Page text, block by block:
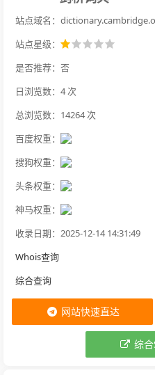
站点域名：
站点星级：
是否推荐：否
日浏览数：4 次
总浏览数：14264 次
百度权重：
搜狗权重：
头条权重：
神马权重：
收录日期：2025-12-14 14:31:49
Whois查询
综合查询
网站快速直达
综